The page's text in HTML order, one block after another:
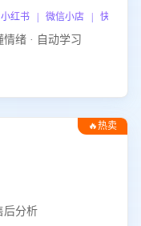
书 | 微信小店 | 快手 |
情绪 · 自动学习
🔥热卖
后分析